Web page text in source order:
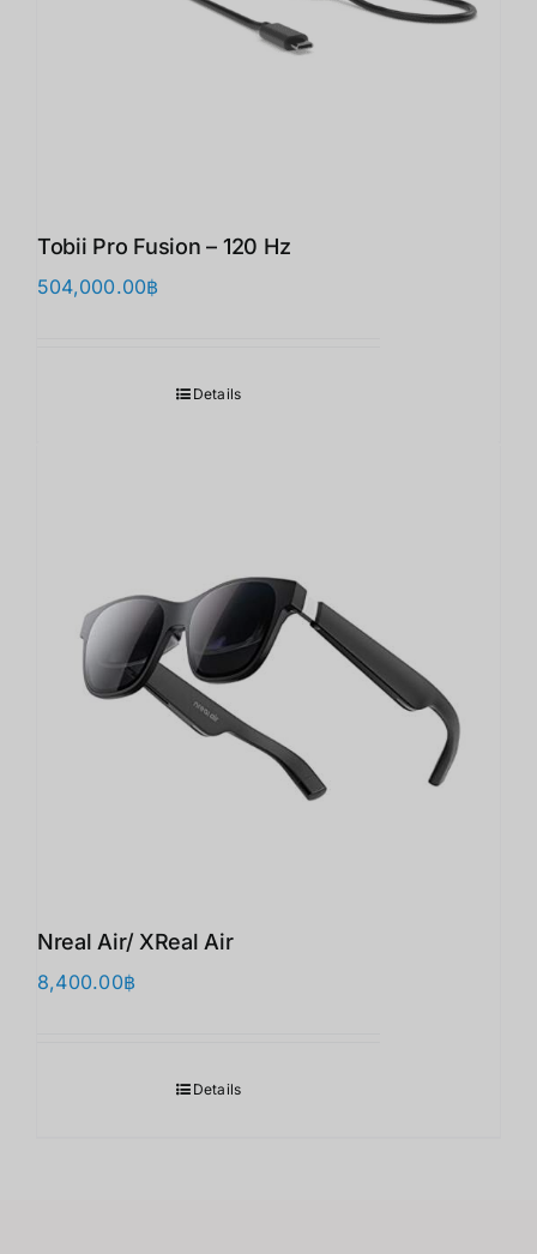
Tobii Pro Fusion – 120 Hz
504,000.00฿
Details
Nreal Air/ XReal Air
8,400.00฿
Details